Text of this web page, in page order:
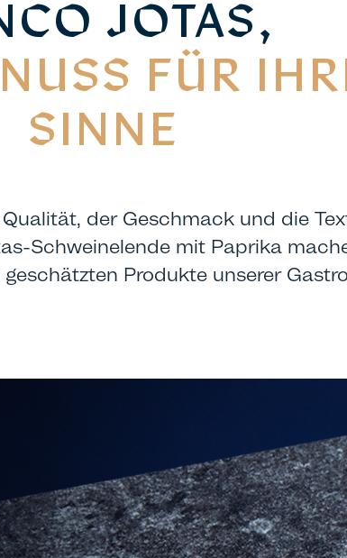
JOTAS,
FÜR
SINNE
der Geschmack und die
Schweinelende mit Paprika
Produkte unserer